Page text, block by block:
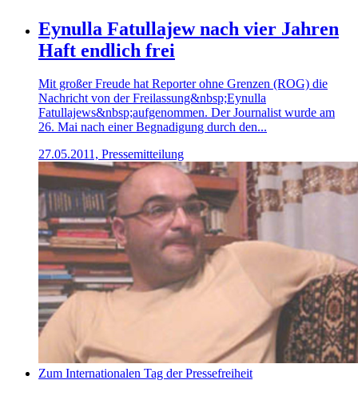
Eynulla Fatullajew nach vier Jahren
Haft endlich frei
Mit großer Freude hat Reporter ohne Grenzen (ROG) die
Nachricht von der Freilassung&nbsp;Eynulla
Fatullajews&nbsp;aufgenommen. Der Journalist wurde am
26. Mai nach einer Begnadigung durch den...
27.05.2011, Pressemitteilung
Zum Internationalen Tag der Pressefreiheit